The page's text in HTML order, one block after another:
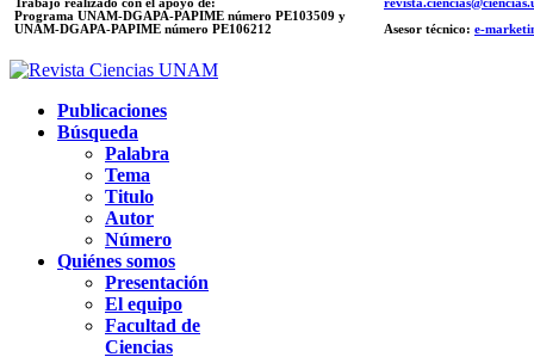
Trabajo realizado con el apoyo de:
Programa UNAM-DGAPA-PAPIME número PE103509 y
UNAM-DGAPA-PAPIME número PE106212
Asesor técnico: e-
Publicaciones
Búsqueda
Palabra
Tema
Titulo
Autor
Número
Quiénes somos
Presentación
El equipo
Facultad de
Ciencias